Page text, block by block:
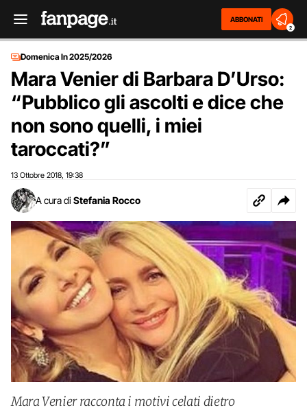
ABBONATI
2
Domenica In 2025/2026
Mara Venier di Barbara D’Urso:
“Pubblico gli ascolti e dice che
non sono quelli, i miei
taroccati?”
13 Ottobre 2018 19:38
A cura di Stefania Rocco
Mara Venier racconta i motivi celati dietro